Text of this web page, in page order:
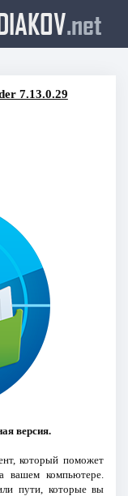
.net
7.13.0.29
версия.
который поможет
вашем компьютере.
пути, которые вы